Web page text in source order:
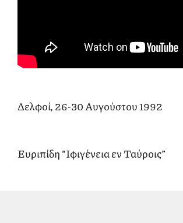
Δελφοί, 26-30 Αυγούστου 1992
Ευριπίδη “Ιφιγένεια εν Ταύροις”